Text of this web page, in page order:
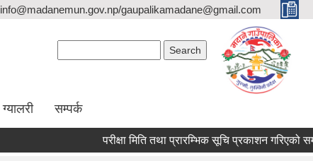
info@madanemun.gov.np/gaupalikamadane@gmail.com
ग्यालरी सम्पर्क
परीक्षा मिति तथा प्रारम्भिक सूचि प्रकाशन गरिएको